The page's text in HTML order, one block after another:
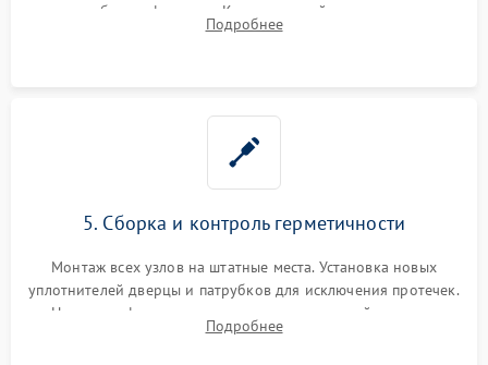
патрубках и фильтрах. Компонентный ремонт платы
управления, восстановление поврежденной проводки.
Подробнее
5. Сборка и контроль герметичности
Монтаж всех узлов на штатные места. Установка новых
уплотнителей дверцы и патрубков для исключения протечек.
Надежная фиксация хомутов гидравлической системы,
сборка корпуса и установка датчика поплавка.
Подробнее